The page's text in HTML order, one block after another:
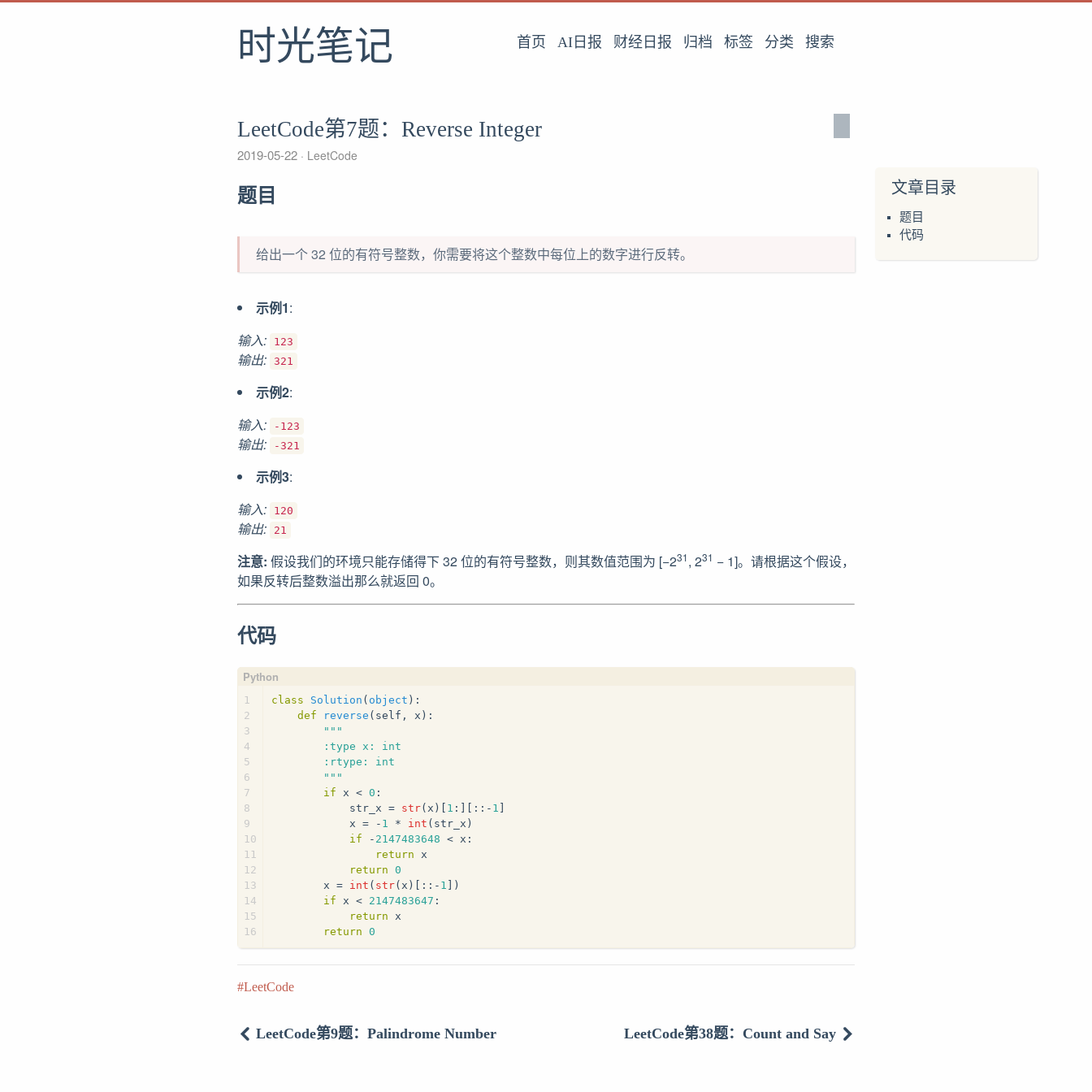
时光笔记 首页 AI日报 财经日报 归档 标签 分类 搜索
LeetCode第7题：Reverse Integer
2019-05-22 LeetCode
文章目录
题目
代码
题目
给出一个 32 位的有符号整数，你需要将这个整数中每位上的数字进行反转。
示例1:
输入:
123
输出: 321
示例2:
输入:
-123
输出: -321
示例3:
输入:
120
输出: 21
注意: 假设我们的环境只能存储得下 32 位的有符号整数，则其数值范围为 [−231, 231 − 1]。请根据这个假设，
如果反转后整数溢出那么就返回 0。
代码
1
2
3
4
5
6
7
8
9
10
11
12
13
14
15
16
class Solution ( object ):
def
reverse ( self, x ):
"""
        :type x: int
        :rtype: int
        """
if x < 0 :
            str_x =
str(x)[ 1 :][::- 1
            x = -
1 * int (str_x)
if - 2147483648 < x:
return x
return 0
        x =
int ( str(x)[::- 1
])
if x < 2147483647 :
return x
return 0
LeetCode
LeetCode第9题：Palindrome Number LeetCode第38题：Count and Say